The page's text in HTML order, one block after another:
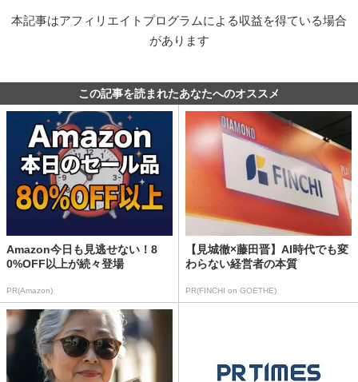
本記事はアフィリエイトプログラムによる収益を得ている場合
があります
この記事を読まれたあなたへのオススメ
Amazon今日も見逃せない！8
0%OFF以上が続々登場
PR(Amazon)
【見城徹×藤田晋】AI時代でも変
わらない経営者の本質
PR(FINCHI on GOETHE)